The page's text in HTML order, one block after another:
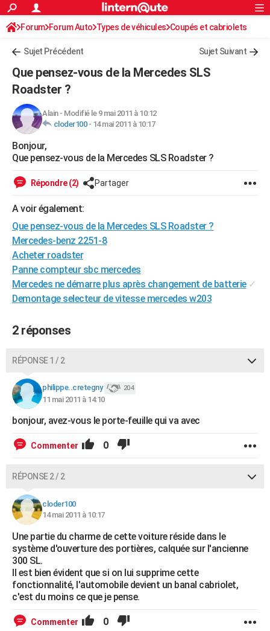
ACTUALITÉS
Politique
Société
Faits Divers
Education
Monde
Villes
+
Programme TV
TNTStreaming
Cinéma
Sorties cinéma
Musique
+FINANCE
Retraite
Impôts
Epargne
Immobilier
Risques naturels par ville
Banque
Assurance
Crédit
AUTO
Essais
Réserver un essai
Citadines
Berlines
SUV
Forum auto
HIGH-TECH
Mobiles
Meilleur smartphone
Internet
Ordinateurs
Jeux vidéo
Guide high-tech
+BRICOLAGE
Forum
Aménagement intérieur
Extérieur
Cuisine
Salle de bains
Jardinage
Rangement
WEEK-END
Guides de France
Escapades
Patrimoine
Expositions
Musées
Week-end nature
+LIFESTYLE
Art de vivre
Bien-être
Loisirs
Mode
Modes de vie
SANTE
Alimentation
Guide de la santé
Maladies
Médicaments
Sommeil
VOYAGE
Destinations
City break
Voyage nature
Voyage de noces
Forum
Climat
+PHOTO
BONS PLANS
CARTE DE VOEUX
Carte de Noël
Carte Bonne année
Carte Saint-Valentin
Carte Pâques
Carte d'anniversaire
DICTIONNAIRE
Dictionnaire
Biographies
Citations
Expressions
Proverbes
PROGRAMME TV
S'inscrire
Se connecter
Lycées
Collèges
Primaires
Universités
Entreprises
Service militaire
Avis de recherche
FORUM
Bricolage
Lifestyle
Culture
Sport
Auto
Television
Voyage
Cinema
Rechercher
S'inscrire
Connexion
Forum Forum Auto Types de véhicules Coupés et cabriolets
Sujet Précédent Sujet Suivant
Que pensez-vous de la Mercedes SLS
Roadster ?
Alain- Modifié le 9 mai 2011 à 10:12
cloder100- 14 mai 2011 à 10:17
Bonjour,
Que pensez-vous de la Mercedes SLS Roadster ?
Répondre (2) Partager
A voir également:
Que pensez-vous de la Mercedes SLS Roadster ?
Mercedes-benz 2251-8
Acheter roadster
Panne compteur sbc mercedes
Mercedes ne démarre plus après changement de batterie ✓
Demontage selecteur de vitesse mercedes w203
2 réponses
RÉPONSE 1 / 2
philippe..cretegny 204
11 mai 2011 à 14:10
bonjour, avez-vous le porte-feuille qui va avec
Commenter 0
RÉPONSE 2 / 2
cloder100
14 mai 2011 à 10:17
Une partie du charme de cette voiture réside dans le
système d'ouverture des portières, calquée sur l'ancienne
300 SL.
Il est bien évident que si on lui supprime cette
fonctionnalité, l'automobile devient un banal cabriolet,
c'est du moins ce que je pense.
Commenter 0